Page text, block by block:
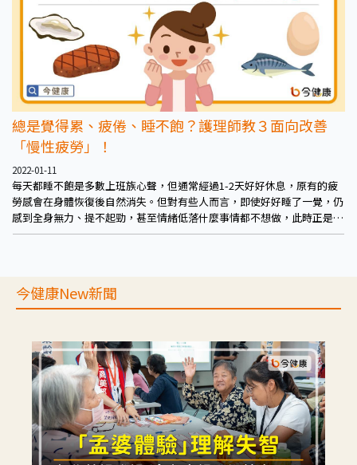
總是覺得累、疲倦、睡不飽？護理師教３面向改善
「慢性疲勞」！
2022-01-11
每天都睡不飽是多數上班族心聲，但通常經過1-2天好好休息，原有的疲
勞感會在身體恢復後自然消失。但對有些人而言，即使好好睡了一覺，仍
感到全身無力、提不起勁，甚至情緒低落什麼事情都不想做，此時正是可
以透過功能醫學好好檢視自身狀況的時機。
今健康New新聞